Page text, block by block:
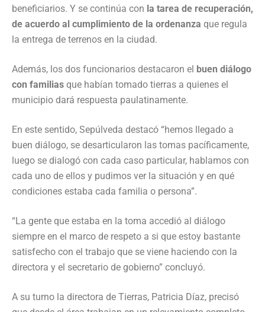
beneficiarios. Y se continúa con la tarea de recuperación,
de acuerdo al cumplimiento de la ordenanza que regula
la entrega de terrenos en la ciudad.
Además, los dos funcionarios destacaron el buen diálogo
con familias que habían tomado tierras a quienes el
municipio dará respuesta paulatinamente.
En este sentido, Sepúlveda destacó “hemos llegado a
buen diálogo, se desarticularon las tomas pacíficamente,
luego se dialogó con cada caso particular, hablamos con
cada uno de ellos y pudimos ver la situación y en qué
condiciones estaba cada familia o persona”.
“La gente que estaba en la toma accedió al diálogo
siempre en el marco de respeto a si que estoy bastante
satisfecho con el trabajo que se viene haciendo con la
directora y el secretario de gobierno” concluyó.
A su turno la directora de Tierras, Patricia Díaz, precisó